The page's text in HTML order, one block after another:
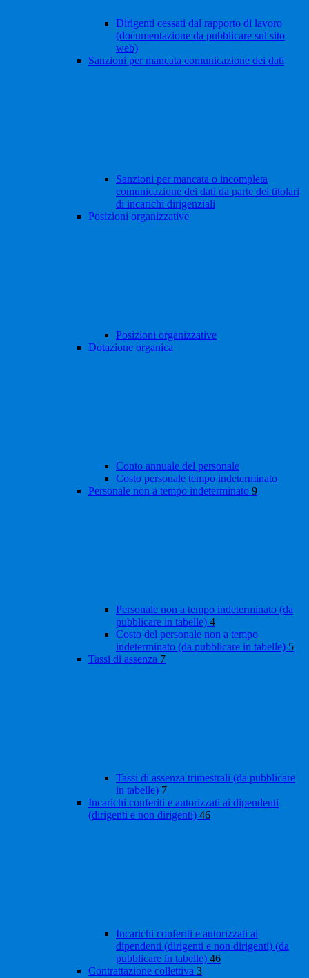
Dirigenti cessati dal rapporto di lavoro
(documentazione da pubblicare sul sito
web)
Sanzioni per mancata comunicazione dei dati
Sanzioni per mancata o incompleta
comunicazione dei dati da parte dei titolari
di incarichi dirigenziali
Posizioni organizzative
Posizioni organizzative
Dotazione organica
Conto annuale del personale
Costo personale tempo indeterminato
Personale non a tempo indeterminato 9
Personale non a tempo indeterminato (da
pubblicare in tabelle) 4
Costo del personale non a tempo
indeterminato (da pubblicare in tabelle) 5
Tassi di assenza 7
Tassi di assenza trimestrali (da pubblicare
in tabelle) 7
Incarichi conferiti e autorizzati ai dipendenti
(dirigenti e non dirigenti) 46
Incarichi conferiti e autorizzati ai
dipendenti (dirigenti e non dirigenti) (da
pubblicare in tabelle) 46
Contrattazione collettiva 3